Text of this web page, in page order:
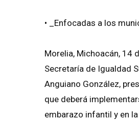
• _Enfocadas a los
Morelia, Michoacán, 14
Secretaría de Igualdad
Anguiano González,
que deberá
embarazo infantil y en